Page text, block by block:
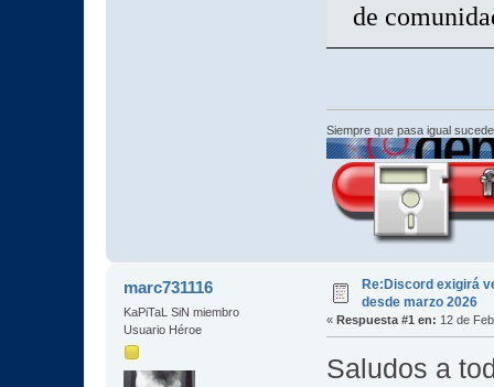
de
Siempre que pasa igual
marc731116
KaPiTaL SiN miembro
Usuario Héroe
Re:Discord exigirá
desde marzo 2026
« Respuesta #1 en: 12 de
Saludos a